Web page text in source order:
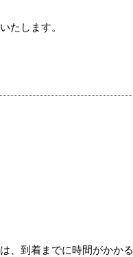
たします。
、到着までに時間がかかる